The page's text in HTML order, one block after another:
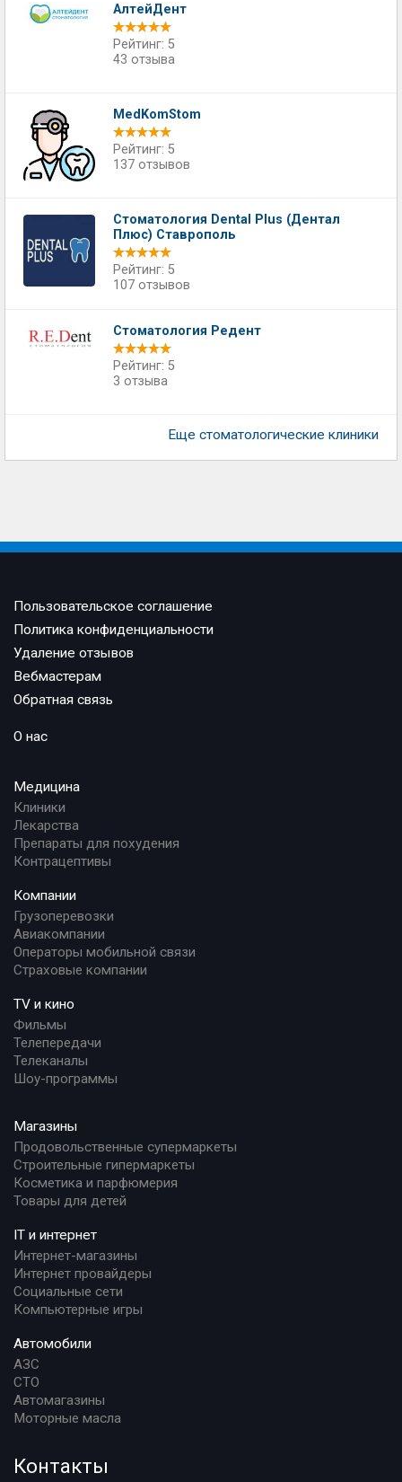
АлтейДент
Рейтинг: 5
43 отзыва
MedKomStom
Рейтинг: 5
137 отзывов
Стоматология Dental Plus (Дентал
Плюс) Ставрополь
Рейтинг: 5
107 отзывов
Стоматология Редент
Рейтинг: 5
3 отзыва
Еще стоматологические клиники
Пользовательское соглашение
Политика конфиденциальности
Удаление отзывов
Вебмастерам
Обратная связь
О нас
Медицина
Клиники
Лекарства
Препараты для похудения
Контрацептивы
Компании
Грузоперевозки
Авиакомпании
Операторы мобильной связи
Страховые компании
TV и кино
Фильмы
Телепередачи
Телеканалы
Шоу-программы
Магазины
Продовольственные супермаркеты
Строительные гипермаркеты
Косметика и парфюмерия
Товары для детей
IT и интернет
Интернет-магазины
Интернет провайдеры
Социальные сети
Компьютерные игры
Автомобили
АЗС
СТО
Автомагазины
Моторные масла
Контакты